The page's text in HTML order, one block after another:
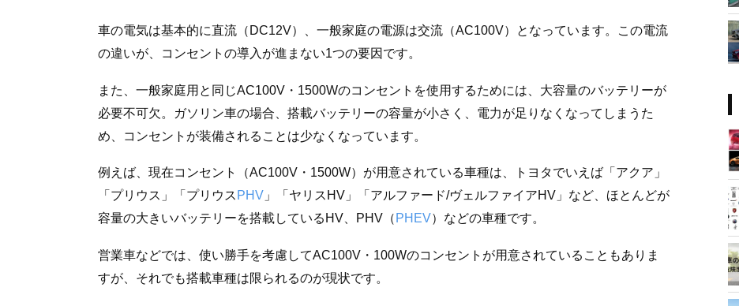
車の電気は基本的に直流（DC12V）、一般家庭の電源は交流（AC100V）となっています。この電流
の違いが、コンセントの導入が進まない1つの要因です。
また、一般家庭用と同じAC100V・1500Wのコンセントを使用するためには、大容量のバッテリーが
必要不可欠。ガソリン車の場合、搭載バッテリーの容量が小さく、電力が足りなくなってしまうた
め、コンセントが装備されることは少なくなっています。
例えば、現在コンセント（AC100V・1500W）が用意されている車種は、トヨタでいえば「アクア」
「プリウス」「プリウス PHV 」「ヤリスHV」「アルファード/ヴェルファイアHV」など、ほとんどが
容量の大きいバッテリーを搭載しているHV、PHV（ PHEV）などの車種です。
営業車などでは、使い勝手を考慮してAC100V・100Wのコンセントが用意されていることもありま
すが、それでも搭載車種は限られるのが現状です。